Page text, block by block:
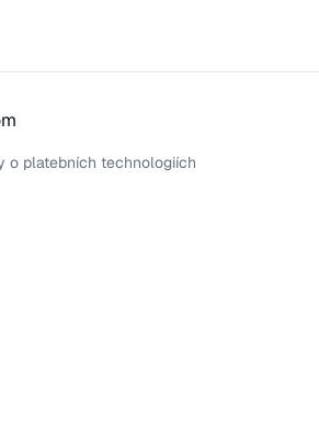
o platebních technologiích